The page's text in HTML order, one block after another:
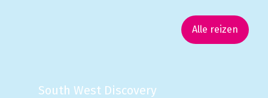
Alle reizen
South West Discovery